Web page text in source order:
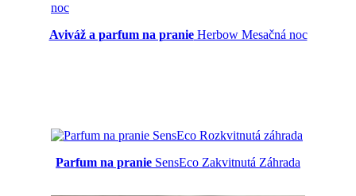
Aviváž a parfum na pranieHerbow Mesačná noc
Parfum na pranie SensEco Zakvitnutá Záhrada